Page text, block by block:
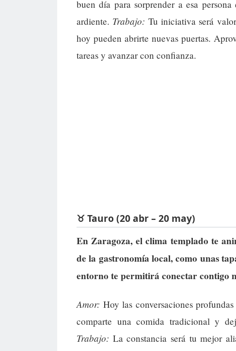
buen día para sorprender a esa
ardiente. Trabajo: Tu iniciativa será
hoy pueden abrirte nuevas puertas.
tareas y avanzar con confianza.
♉ Tauro (20 abr – 20 may)
En Zaragoza, el clima templado te
de la gastronomía local, como unas
entorno te permitirá conectar contigo
Amor: Hoy las conversaciones
comparte una comida tradicional y
Trabajo: La constancia será tu mejor